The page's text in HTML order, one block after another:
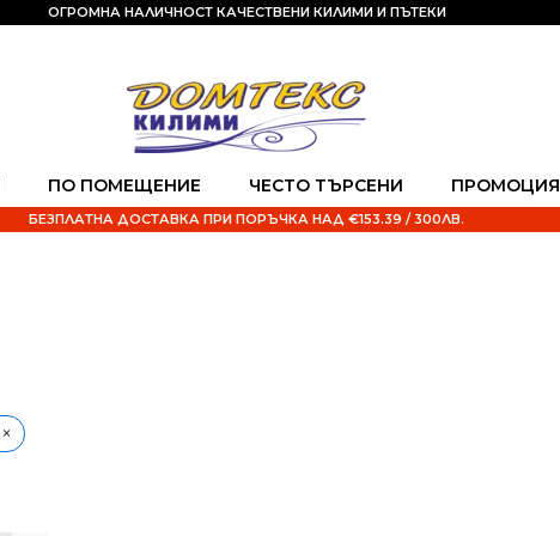
ПО ПОМЕЩЕНИЕ ЧЕСТО ТЪРСЕНИ ПРОМОЦИЯ
ОГРОМНА НАЛИЧНОСТ КАЧЕСТВЕНИ КИЛИМИ И ПЪТЕКИ
БЕЗПЛАТНА ДОСТАВКА ПРИ ПОРЪЧКА НАД €153.39 / 300ЛВ.
×